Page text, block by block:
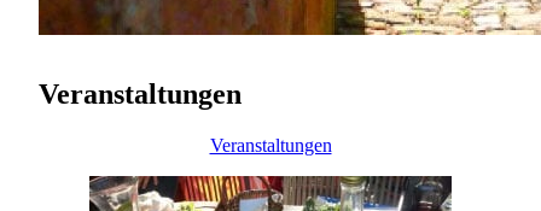
Veranstaltungen
Veranstaltungen